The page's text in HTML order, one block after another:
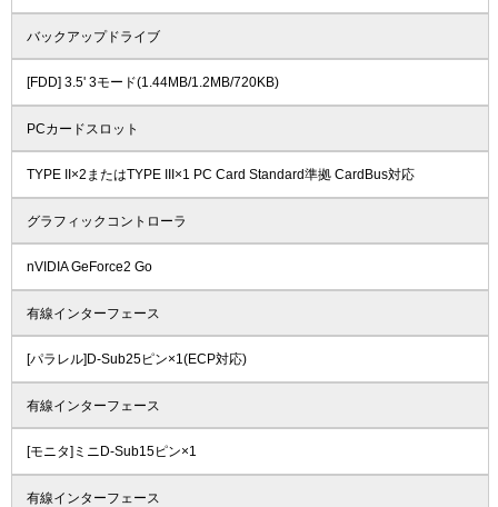
バックアップドライブ
[FDD] 3.5' 3モード(1.44MB/1.2MB/720KB)
PCカードスロット
TYPE II×2またはTYPE III×1 PC Card Standard準拠 CardBus対応
グラフィックコントローラ
nVIDIA GeForce2 Go
有線インターフェース
[パラレル]D-Sub25ピン×1(ECP対応)
有線インターフェース
[モニタ]ミニD-Sub15ピン×1
有線インターフェース